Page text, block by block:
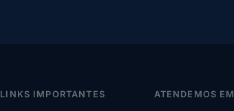
LINKS IMPORTANTES ATENDEMOS EM